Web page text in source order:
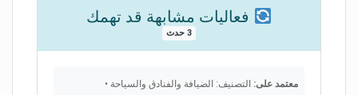
فعاليات مشابهة قد تهمك
3 حدث
معتمد على: التصنيف: الضيافة والفنادق والسياحة •